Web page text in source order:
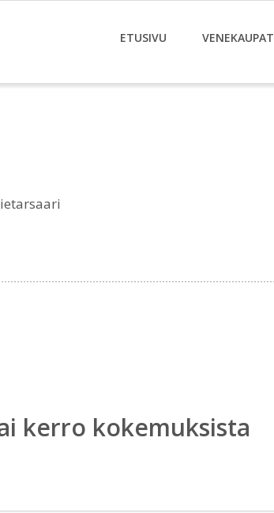
ETUSIVU VENEKAUPAT
kerro kokemuksista